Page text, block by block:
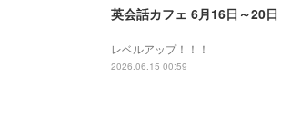
英会話カフェ 6月16日～20日
レベルアップ！！！
2026.06.15 00:59